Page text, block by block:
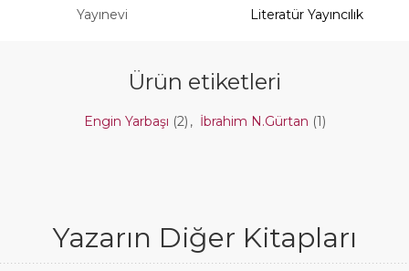
Yayınevi Literatür Yayıncılık
Ürün etiketleri
Engin Yarbaşı (2) , İbrahim N.Gürtan (1)
Yazarın Diğer Kitapları